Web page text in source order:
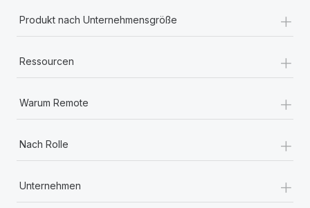
Produkt nach Unternehmensgröße +
Ressourcen +
Warum Remote +
Nach Rolle +
Unternehmen +